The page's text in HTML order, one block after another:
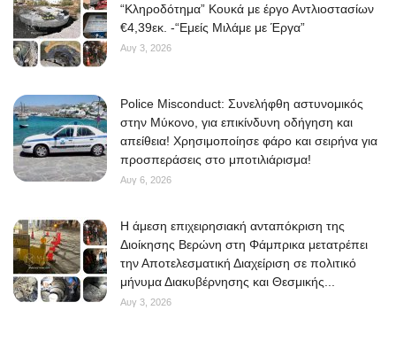
“Κληροδότημα” Κουκά με έργο Αντλιοστασίων
€4,39εκ. -“Εμείς Μιλάμε με Έργα”
Αυγ 3, 2026
Police Misconduct: Συνελήφθη αστυνομικός
στην Μύκονο, για επικίνδυνη οδήγηση και
απείθεια! Χρησιμοποίησε φάρο και σειρήνα για
προσπεράσεις στο μποτιλιάρισμα!
Αυγ 6, 2026
Η άμεση επιχειρησιακή ανταπόκριση της
Διοίκησης Βερώνη στη Φάμπρικα μετατρέπει
την Αποτελεσματική Διαχείριση σε πολιτικό
μήνυμα Διακυβέρνησης και Θεσμικής...
Αυγ 3, 2026